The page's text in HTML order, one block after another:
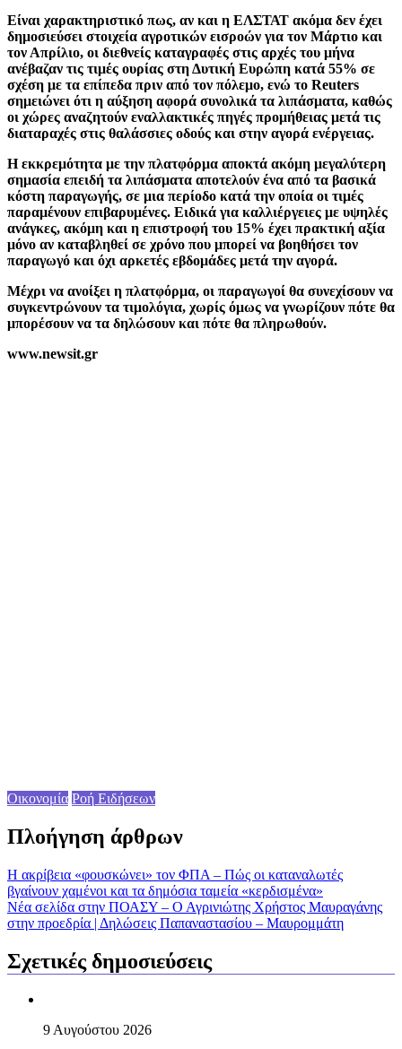
Είναι χαρακτηριστικό πως, αν και η ΕΛΣΤΑΤ ακόμα δεν έχει
δημοσιεύσει στοιχεία αγροτικών εισροών για τον Μάρτιο και
τον Απρίλιο, οι διεθνείς καταγραφές στις αρχές του μήνα
ανέβαζαν τις τιμές ουρίας στη Δυτική Ευρώπη κατά 55% σε
σχέση με τα επίπεδα πριν από τον πόλεμο, ενώ το Reuters
σημειώνει ότι η αύξηση αφορά συνολικά τα λιπάσματα, καθώς
οι χώρες αναζητούν εναλλακτικές πηγές προμήθειας μετά τις
διαταραχές στις θαλάσσιες οδούς και στην αγορά ενέργειας.
Η εκκρεμότητα με την πλατφόρμα αποκτά ακόμη μεγαλύτερη
σημασία επειδή τα λιπάσματα αποτελούν ένα από τα βασικά
κόστη παραγωγής, σε μια περίοδο κατά την οποία οι τιμές
παραμένουν επιβαρυμένες. Ειδικά για καλλιέργειες με υψηλές
ανάγκες, ακόμη και η επιστροφή του 15% έχει πρακτική αξία
μόνο αν καταβληθεί σε χρόνο που μπορεί να βοηθήσει τον
παραγωγό και όχι αρκετές εβδομάδες μετά την αγορά.
Μέχρι να ανοίξει η πλατφόρμα, οι παραγωγοί θα συνεχίσουν να
συγκεντρώνουν τα τιμολόγια, χωρίς όμως να γνωρίζουν πότε θα
μπορέσουν να τα δηλώσουν και πότε θα πληρωθούν.
www.newsit.gr
Οικονομία Ροή Ειδήσεων
Πλοήγηση άρθρων
Η ακρίβεια «φουσκώνει» τον ΦΠΑ – Πώς οι καταναλωτές
βγαίνουν χαμένοι και τα δημόσια ταμεία «κερδισμένα»
Νέα σελίδα στην ΠΟΑΣΥ – Ο Αγρινιώτης Χρήστος Μαυραγάνης
στην προεδρία | Δηλώσεις Παπαναστασίου – Μαυρομμάτη
Σχετικές δημοσιεύσεις
9 Αυγούστου 2026